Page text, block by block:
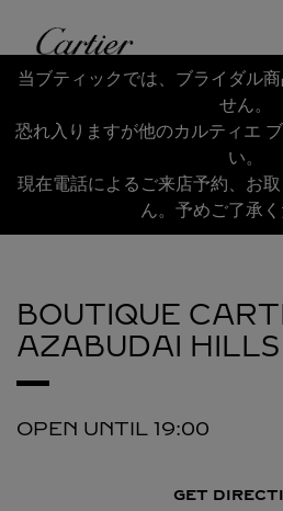
Cartier
Return to Nav
当ブティックでは、ブライダル
せん。
恐れ入りますが他のカルティエ
い。
現在電話によるご来店予約、お
ん。予めご了承く
BOUTIQUE
AZABUDAI HILLS
OPEN UNTIL 19:00
GET